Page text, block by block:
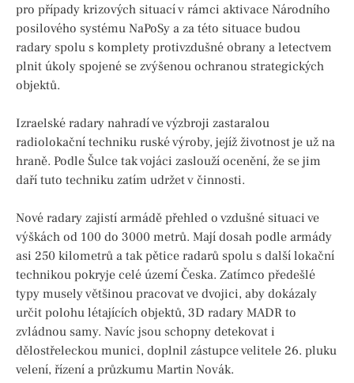
pro případy krizových situací v rámci aktivace Národního
posilového systému NaPoSy a za této situace budou
radary spolu s komplety protivzdušné obrany a letectvem
plnit úkoly spojené se zvýšenou ochranou strategických
objektů.
Izraelské radary nahradí ve výzbroji zastaralou
radiolokační techniku ruské výroby, jejíž životnost je už na
hraně. Podle Šulce tak vojáci zaslouží ocenění, že se jim
daří tuto techniku zatím udržet v činnosti.
Nové radary zajistí armádě přehled o vzdušné situaci ve
výškách od 100 do 3000 metrů. Mají dosah podle armády
asi 250 kilometrů a tak pětice radarů spolu s další lokační
technikou pokryje celé území Česka. Zatímco předešlé
typy musely většinou pracovat ve dvojici, aby dokázaly
určit polohu létajících objektů, 3D radary MADR to
zvládnou samy. Navíc jsou schopny detekovat i
dělostřeleckou munici, doplnil zástupce velitele 26. pluku
velení, řízení a průzkumu Martin Novák.